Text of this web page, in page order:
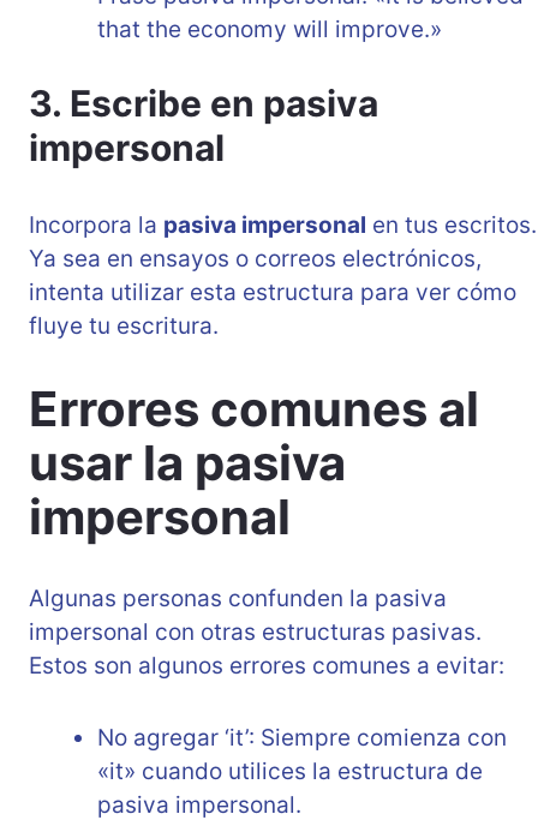
that the economy will improve.»
3. Escribe en pasiva
impersonal
Incorpora la pasiva impersonal en tus escritos.
Ya sea en ensayos o correos electrónicos,
intenta utilizar esta estructura para ver cómo
fluye tu escritura.
Errores comunes al
usar la pasiva
impersonal
Algunas personas confunden la pasiva
impersonal con otras estructuras pasivas.
Estos son algunos errores comunes a evitar:
No agregar ‘it’: Siempre comienza con
«it» cuando utilices la estructura de
pasiva impersonal.